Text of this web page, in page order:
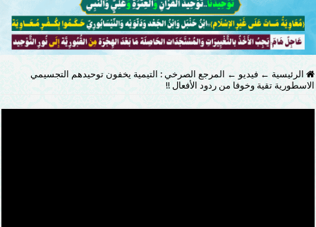
الرئيسية ← فيديو ← المرجع الصرخي : التيمية يخفون توحيدهم التجسيمي
الاسطورية تقية وخوفا من ردود الأفعال !!